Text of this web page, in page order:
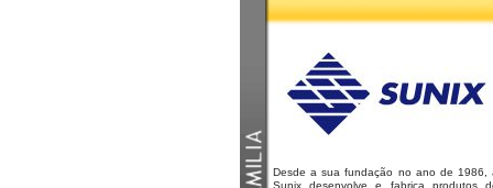
Desde a sua fundação no ano de 1986,
Sunix desenvolve e fabrica produtos